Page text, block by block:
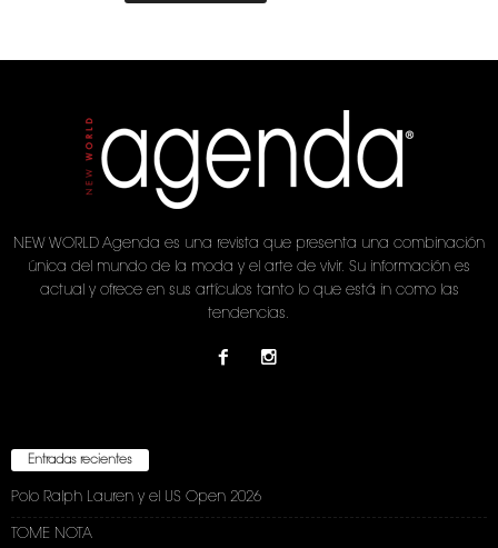
NEW WORLD Agenda es una revista que presenta una combinación
única del mundo de la moda y el arte de vivir. Su información es
actual y ofrece en sus artículos tanto lo que está in como las
tendencias.
Entradas recientes
Polo Ralph Lauren y el US Open 2026
TOME NOTA